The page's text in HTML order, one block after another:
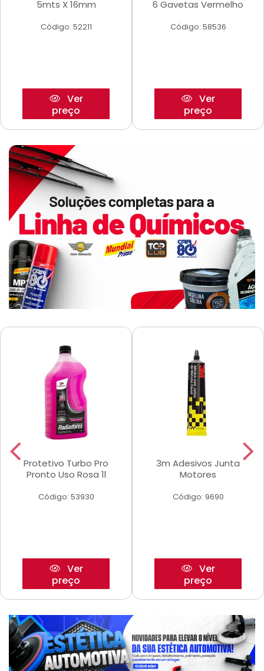
5mts X 16mm
Código: 52211
Ver
preço
6 Gavetas Vermelho
Código: 58536
Ver
preço
Protetivo Turbo Pro
Pronto Uso Rosa 1l
Código: 53930
Ver
preço
3m Adesivos Junta
Motores
Código: 9690
Ver
preço